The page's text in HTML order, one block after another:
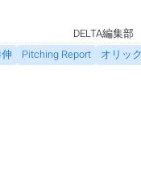
DELTA編集部
Pitching Report
オリッ